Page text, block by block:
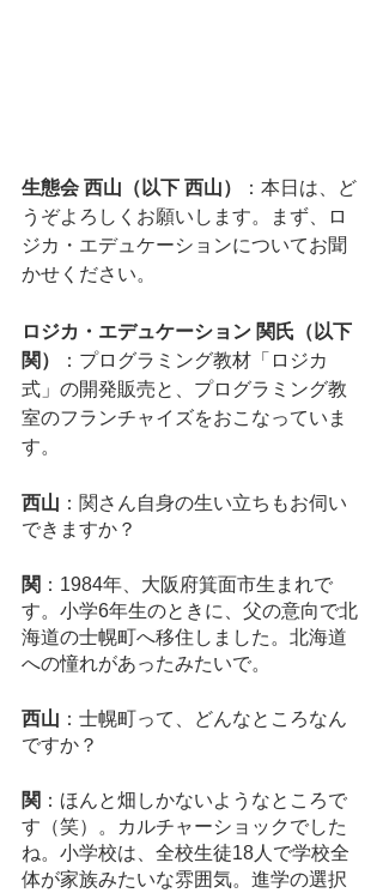
生態会 西山（以下 西山）
：本日は、ど
うぞよろしくお願いします。まず、ロ
ジカ・エデュケーションについてお聞
かせください。
ロジカ・エデュケーション 関氏（以下
関）
：プログラミング教材「ロジカ
式」の開発販売と、プログラミング教
室のフランチャイズをおこなっていま
す。
西山 ：関さん自身の生い立ちもお伺い
できますか？
関 ：1984年、大阪府箕面市生まれで
す。小学6年生のときに、父の意向で北
海道の士幌町へ移住しました。北海道
への憧れがあったみたいで。
西山 ：士幌町って、どんなところなん
ですか？
関 ：ほんと畑しかないようなところで
す（笑）。カルチャーショックでした
ね。小学校は、全校生徒18人で学校全
体が家族みたいな雰囲気。進学の選択